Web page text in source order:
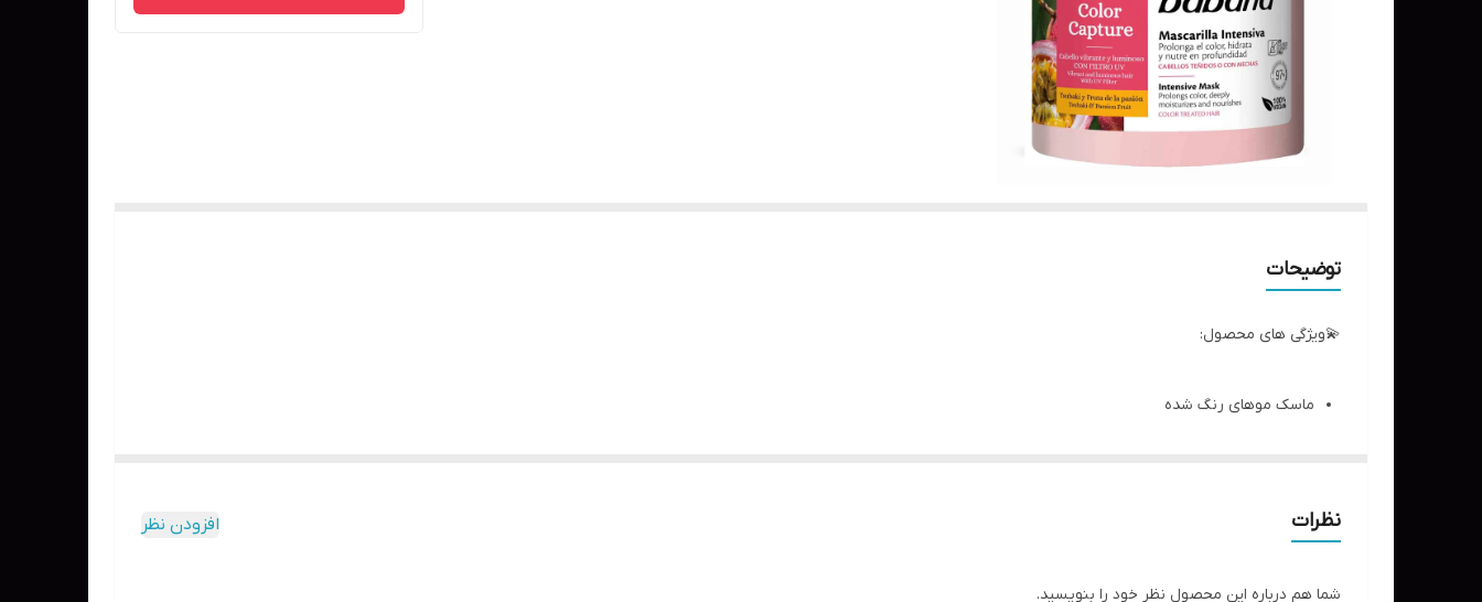
توضیحات
💫ویژگی های محصول:
ماسک موهای رنگ شده
تغذیه کننده و احیا کننده ساقه مو
شاداب کننده و درخشان کننده مو
نظرات افزودن نظر
شما هم درباره این محصول نظر خود را بنویسید.